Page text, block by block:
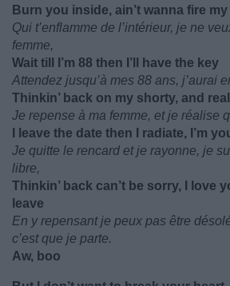
Burn you inside, ain’t wanna fire
Qui t’enflamme de l’intérieur, je ne
femme,
Wait till I’m 88 then I’ll have the key
Attendez jusqu’à mes 88 ans, j’aurai
Thinkin’ back on my shorty, and
Je repense à ma femme, et je réalise
I leave the date then I radiate, I’m
Je quitte le rencard et je rayonne, je
libre,
Thinkin’ back can’t be sorry, I love
leave
En y repensant je peux pas être
c’est que je parte.
Aw, boo